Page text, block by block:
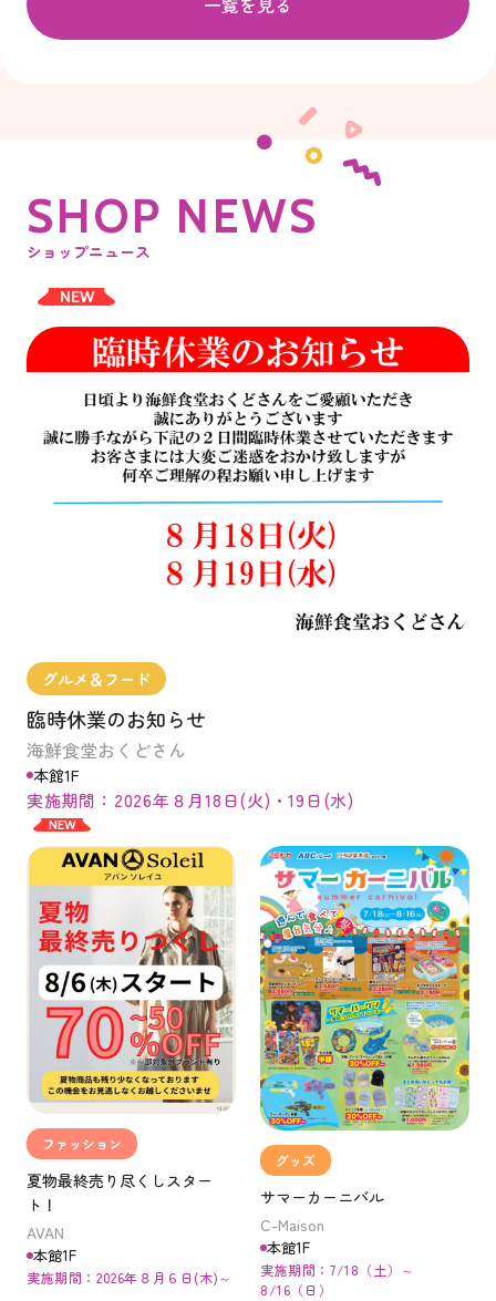
SHOP NEWS
ショップニュース
NEW
グルメ＆フード
臨時休業のお知らせ
海鮮食堂おくどさん
本館1F
実施期間：2026年８月18日(火)・19日(水)
NEW
ファッション
夏物最終売り尽くしスター
ト！
AVAN
本館1F
実施期間：2026年８月６日(木)～
グッズ
サマーカーニバル
C-Maison
本館1F
実施期間：7/18（土）～
8/16（日）